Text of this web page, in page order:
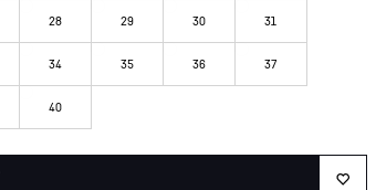
28 29 30 31
34 35 36 37
40